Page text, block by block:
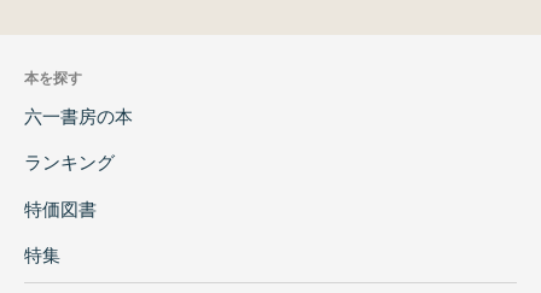
本を探す
六一書房の本
ランキング
特価図書
特集